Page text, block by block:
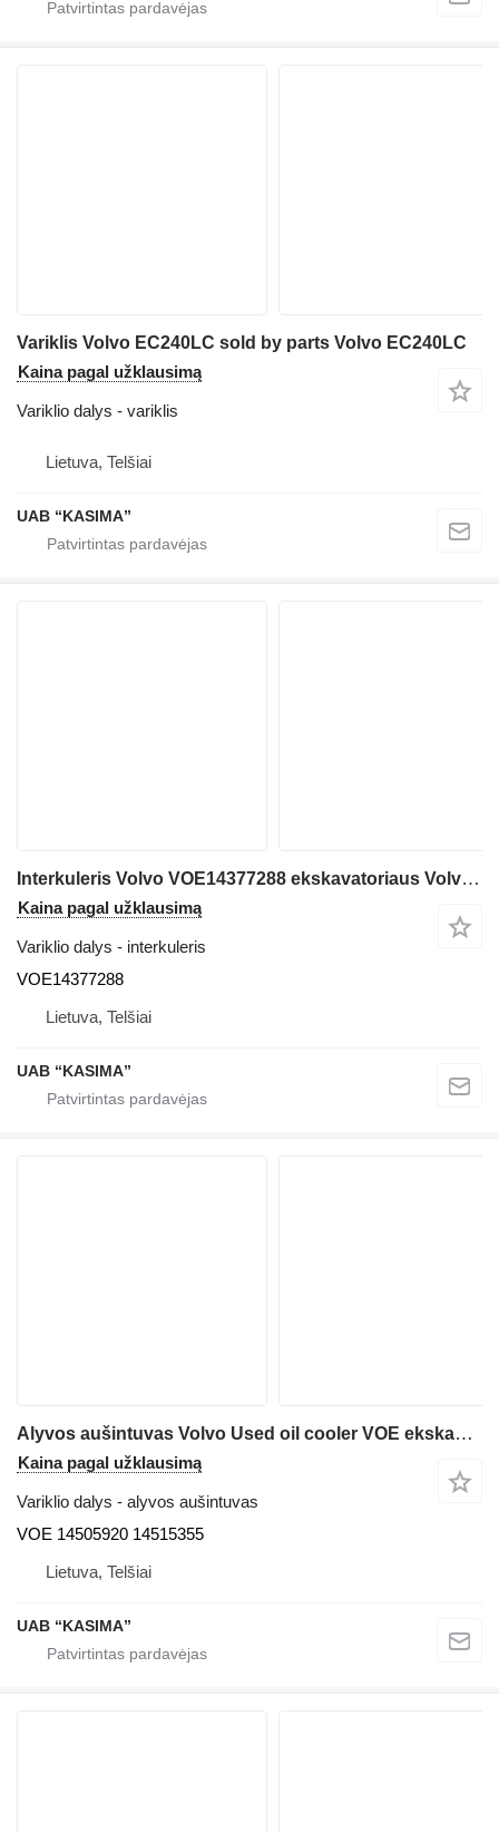
Variklis Volvo EC240LC sold by parts Volvo EC240LC
Kaina pagal užklausimą
Variklio dalys - variklis
Lietuva, Telšiai
UAB “KASIMA”
Interkuleris Volvo VOE14377288 ekskavatoriaus Volvo EW160B
Kaina pagal užklausimą
Variklio dalys - interkuleris
VOE14377288
Lietuva, Telšiai
UAB “KASIMA”
Alyvos aušintuvas Volvo Used oil cooler VOE ekskavatoriaus Volvo EC210BLC
Kaina pagal užklausimą
Variklio dalys - alyvos aušintuvas
VOE 14505920 14515355
Lietuva, Telšiai
UAB “KASIMA”